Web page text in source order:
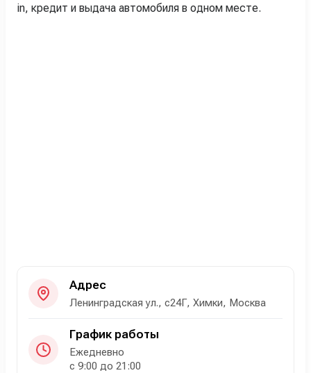
in, кредит и выдача автомобиля в одном месте.
Адрес
Ленинградская ул., с24Г, Химки, Москва
График работы
Ежедневно
с 9:00 до 21:00